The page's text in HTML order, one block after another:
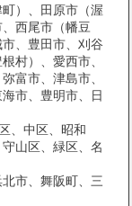
）、田原市（渥
西尾市（幡豆
、豊田市、刈谷
村）、愛西市、
富市、津島市、
市、豊明市、日
、中区、昭和
山区、緑区、名
市、舞阪町、三